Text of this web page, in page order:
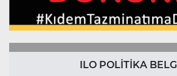
ILO POLİTİKA